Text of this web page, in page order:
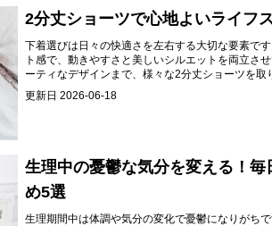
2分丈ショーツで心地よいライフ
下着選びは日々の快適さを左右する大切な要素で
ト感で、動きやすさと美しいシルエットを両立さ
ーティなデザインまで、様々な2分丈ショーツを
しましょう。
更新日 2026-06-18
生理中の憂鬱な気分を変える！
め5選
生理期間中は体調や気分の変化で憂鬱になりがち